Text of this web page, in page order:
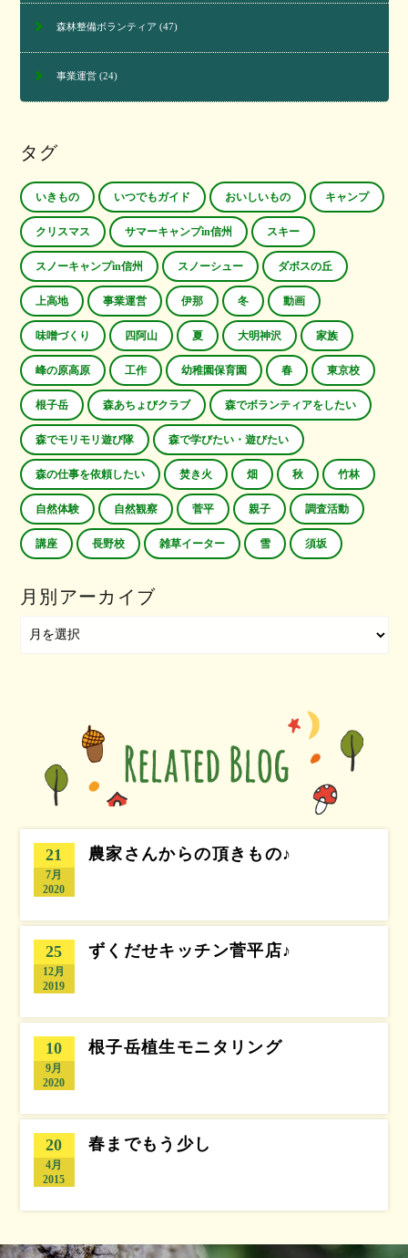
森林整備ボランティア (47)
事業運営(24)
タグ
いきもの いつでもガイド おいしいもの キャンプ
クリスマス サマーキャンプin信州 スキー
スノーキャンプin信州 スノーシュー ダボスの丘
上高地 事業運営 伊那 冬 動画
味噌づくり 四阿山 夏 大明神沢 家族
峰の原高原 工作 幼稚園保育園 春 東京校
根子岳 森あちょびクラブ 森でボランティアをしたい
森でモリモリ遊び隊 森で学びたい・遊びたい
森の仕事を依頼したい 焚き火 畑 秋 竹林
自然体験 自然観察 菅平 親子 調査活動
講座 長野校 雑草イーター 雪 須坂
月別アーカイブ
21
7月
2020
農家さんからの頂きもの♪
25
12月
2019
ずくだせキッチン菅平店♪
10
9月
2020
根子岳植生モニタリング
20
4月
2015
春までもう少し